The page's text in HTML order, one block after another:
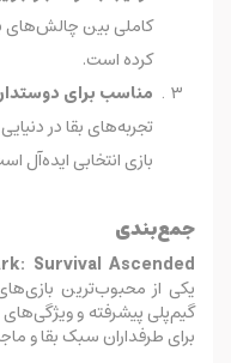
کاملی بین چالش‌های
کرده است.
مناسب برای
تجربه‌های بقا در
بازی انتخابی ایده‌آل
جمع‌بندی
Survival Ascended
یکی از محبوب‌ترین
گیم‌پلی پیشرفته و
برای طرفداران سبک بقا و